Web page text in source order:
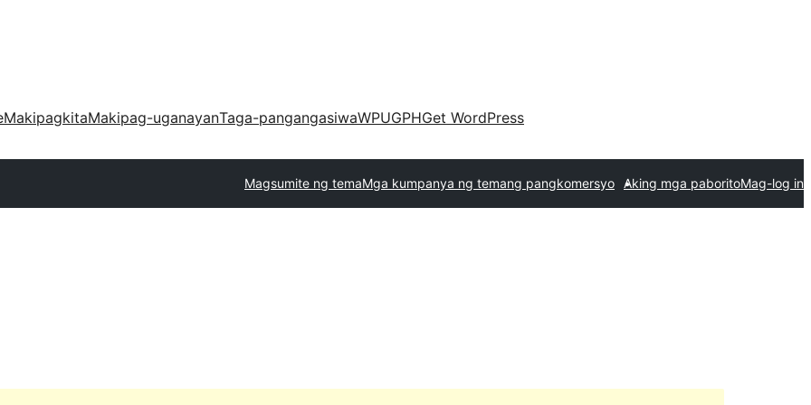
MakipagkitaMakipag-uganayanTaga-pangangasiwaWPUGPHGet WordPress
Magsumite ng temaMga kumpanya ng temang pangkomersyo Aking mga paboritoMag-log in